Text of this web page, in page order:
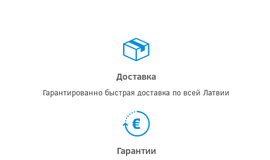
Доставка
Гарантированно быстрая доставка по всей Латвии
Гарантии